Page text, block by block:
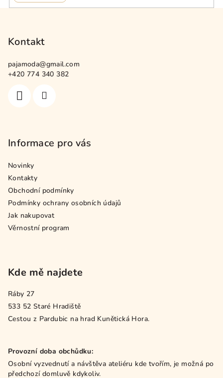
Kontakt
pajamoda@gmail.com
+420 774 340 382
Informace pro vás
Novinky
Kontakty
Obchodní podmínky
Podmínky ochrany osobních údajů
Jak nakupovat
Věrnostní program
Kde mě najdete
Ráby 27
533 52 Staré Hradiště
Cestou z Pardubic na hrad Kunětická Hora.
Provozní doba obchůdku:
Osobní vyzvednutí a návštěva ateliéru kde tvořím, je možná po
předchozí domluvě kdykoliv.